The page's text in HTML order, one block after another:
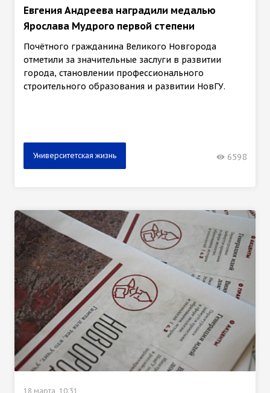
Евгения Андреева наградили медалью
Ярослава Мудрого первой степени
Почётного гражданина Великого Новгорода
отметили за значительные заслуги в развитии
города, становлении профессионального
строительного образования и развитии НовГУ.
Университетская жизнь 6598
18 марта, 10:31